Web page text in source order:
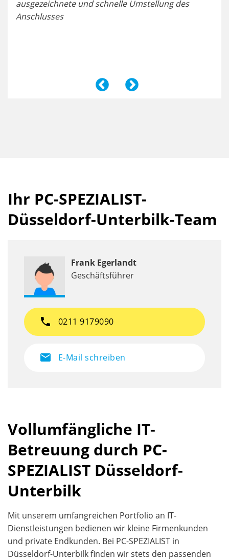
ausgezeichnete und schnelle Umstellung des
Anschlusses
Ihr PC-SPEZIALIST-
Düsseldorf-Unterbilk-Team
Frank Egerlandt
Geschäftsführer
phone 0211 9179090
mail E-Mail schreiben
Vollumfängliche IT-
Betreuung durch PC-
SPEZIALIST Düsseldorf-
Unterbilk
Mit unserem umfangreichen Portfolio an IT-
Dienstleistungen bedienen wir kleine Firmenkunden
und private Endkunden. Bei PC-SPEZIALIST in
Düsseldorf-Unterbilk finden wir stets den passenden